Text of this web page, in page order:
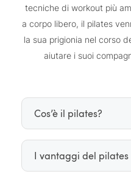
tecniche di workout più
a corpo libero, il pilates
la sua prigionia nel corso
aiutare i suoi
Cos’è il pilates?
Il pilates è un
tutto il corpo. Questa
I vantaggi del pilates